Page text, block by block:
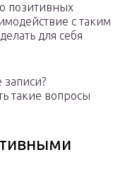
позитивных
с таким
для себя
такие вопросы